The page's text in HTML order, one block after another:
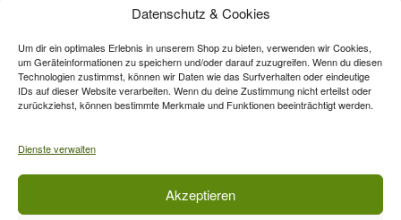
Datenschutz & Cookies
Um dir ein optimales Erlebnis in unserem Shop zu bieten, verwenden wir Cookies,
um Geräteinformationen zu speichern und/oder darauf zuzugreifen. Wenn du diesen
Technologien zustimmst, können wir Daten wie das Surfverhalten oder eindeutige
IDs auf dieser Website verarbeiten. Wenn du deine Zustimmung nicht erteilst oder
zurückziehst, können bestimmte Merkmale und Funktionen beeinträchtigt werden.
Dienste verwalten
Akzeptieren
FTM Omura Baits
Fishing Tackle Max Angebote
Seika Pro Produkte
Nightveit Zanderwobbler
* Streichpreise sind reguläre Ladenpreise von Angelshop Gerstner.
Unsere Onlinepreise können günstiger sein.